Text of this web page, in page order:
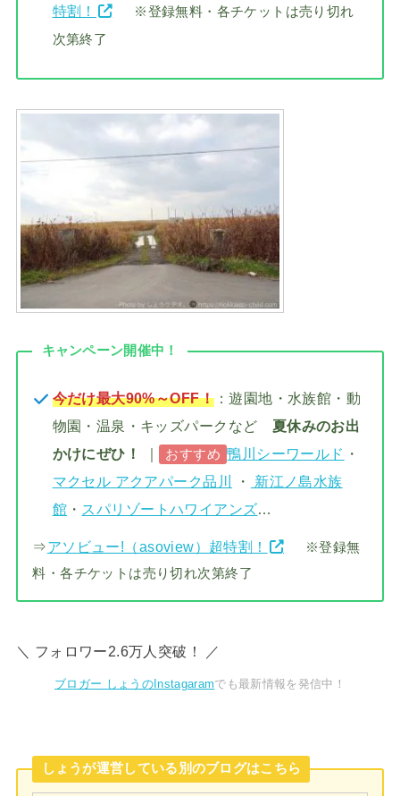
特割！
※登録無料・各チケットは売り切れ
次第終了
キャンペーン開催中！
今だけ最大90%～OFF！：遊園地・水族館・動
物園・温泉・キッズパークなど 夏休みのお出
かけにぜひ！
｜ おすすめ 鴨川シーワールド ・
マクセル アクアパーク品川
・
新江ノ島水族
館 ・ スパリゾートハワイアンズ…
⇒アソビュー!（asoview）超特割！
※登録無
料・各チケットは売り切れ次第終了
＼ フォロワー2.6万人突破！ ／
ブロガー しょうのInstagaramでも最新情報を発信中！
しょうが運営している別のブログはこちら